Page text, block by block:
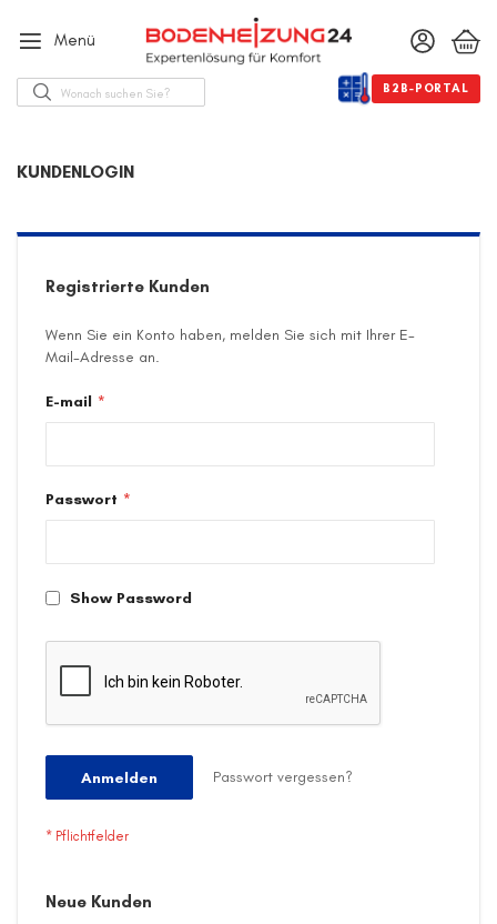
Menü
Suche B2B-PORTAL
KUNDENLOGIN
Registrierte Kunden
Wenn Sie ein Konto haben, melden Sie sich mit Ihrer E-
Mail-Adresse an.
E-mail
Passwort
Show Password
Anmelden Passwort vergessen?
Neue Kunden